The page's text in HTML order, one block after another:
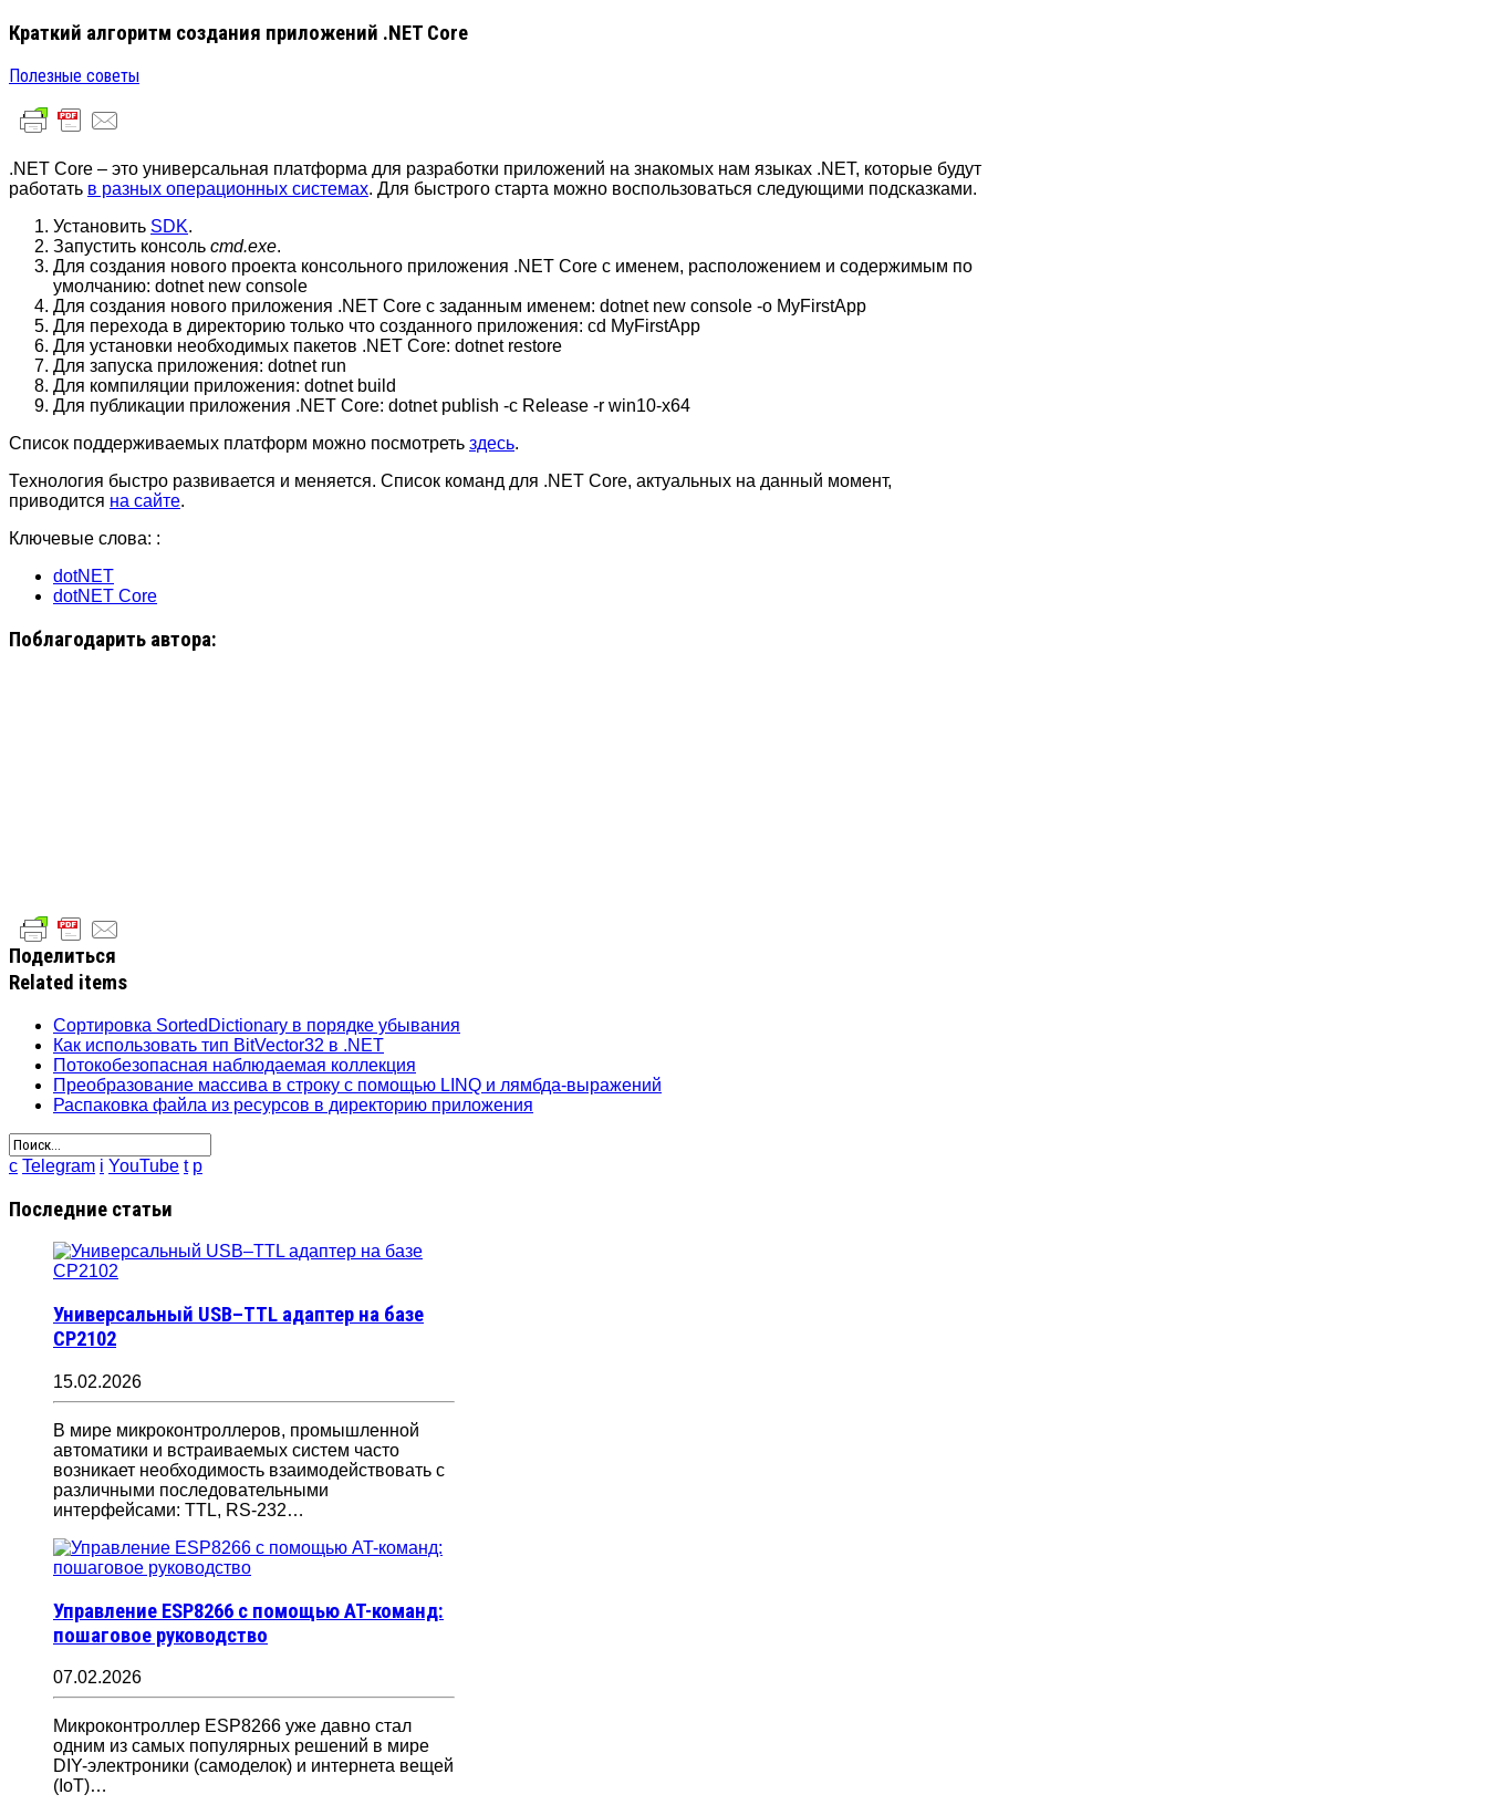
Краткий алгоритм создания приложений .NET Core
Полезные советы
.NET Core – это универсальная платформа для разработки приложений на знакомых нам языках .NET, которые будут
работать в разных операционных системах. Для быстрого старта можно воспользоваться следующими подсказками.
Установить SDK.
Запустить консоль cmd.exe.
Для создания нового проекта консольного приложения .NET Core с именем, расположением и содержимым по
умолчанию: dotnet new console
Для создания нового приложения .NET Core с заданным именем: dotnet new console -o MyFirstApp
Для перехода в директорию только что созданного приложения: cd MyFirstApp
Для установки необходимых пакетов .NET Core: dotnet restore
Для запуска приложения: dotnet run
Для компиляции приложения: dotnet build
Для публикации приложения .NET Core: dotnet publish -c Release -r win10-x64
Список поддерживаемых платформ можно посмотреть здесь.
Технология быстро развивается и меняется. Список команд для .NET Core, актуальных на данный момент,
приводится на сайте.
Ключевые слова: :
dotNET
dotNET Core
Поблагодарить автора:
Поделиться
Related items
Сортировка SortedDictionary в порядке убывания
Как использовать тип BitVector32 в .NET
Потокобезопасная наблюдаемая коллекция
Преобразование массива в строку с помощью LINQ и лямбда-выражений
Распаковка файла из ресурсов в директорию приложения
c Telegram i YouTube t p
Последние статьи
Универсальный USB–TTL адаптер на базе
CP2102
15.02.2026
В мире микроконтроллеров, промышленной
автоматики и встраиваемых систем часто
возникает необходимость взаимодействовать с
различными последовательными
интерфейсами: TTL, RS-232…
Управление ESP8266 с помощью AT-команд:
пошаговое руководство
07.02.2026
Микроконтроллер ESP8266 уже давно стал
одним из самых популярных решений в мире
DIY-электроники (самоделок) и интернета вещей
(IoT)…